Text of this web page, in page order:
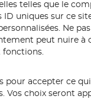
telles que le
ID uniques sur ce
Ne
peut nuire à
fonctions.
pour accepter ce
Vos choix seront